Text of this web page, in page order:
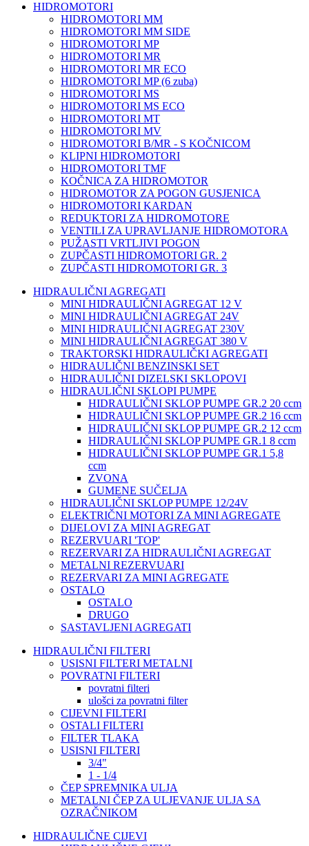
HIDROMOTORI
HIDROMOTORI MM
HIDROMOTORI MM SIDE
HIDROMOTORI MP
HIDROMOTORI MR
HIDROMOTORI MR ECO
HIDROMOTORI MP (6 zuba)
HIDROMOTORI MS
HIDROMOTORI MS ECO
HIDROMOTORI MT
HIDROMOTORI MV
HIDROMOTORI B/MR - S KOČNICOM
KLIPNI HIDROMOTORI
HIDROMOTORI TMF
KOČNICA ZA HIDROMOTOR
HIDROMOTOR ZA POGON GUSJENICA
HIDROMOTORI KARDAN
REDUKTORI ZA HIDROMOTORE
VENTILI ZA UPRAVLJANJE HIDROMOTORA
PUŽASTI VRTLJIVI POGON
ZUPČASTI HIDROMOTORI GR. 2
ZUPČASTI HIDROMOTORI GR. 3
HIDRAULIČNI AGREGATI
MINI HIDRAULIČNI AGREGAT 12 V
MINI HIDRAULIČNI AGREGAT 24V
MINI HIDRAULIČNI AGREGAT 230V
MINI HIDRAULIČNI AGREGAT 380 V
TRAKTORSKI HIDRAULIČKI AGREGATI
HIDRAULIČNI BENZINSKI SET
HIDRAULIČNI DIZELSKI SKLOPOVI
HIDRAULIČNI SKLOPI PUMPE
HIDRAULIČNI SKLOP PUMPE GR.2 20 ccm
HIDRAULIČNI SKLOP PUMPE GR.2 16 ccm
HIDRAULIČNI SKLOP PUMPE GR.2 12 ccm
HIDRAULIČNI SKLOP PUMPE GR.1 8 ccm
HIDRAULIČNI SKLOP PUMPE GR.1 5,8
ccm
ZVONA
GUMENE SUČELJA
HIDRAULIČNI SKLOP PUMPE 12/24V
ELEKTRIČNI MOTORI ZA MINI AGREGATE
DIJELOVI ZA MINI AGREGAT
REZERVUARI 'TOP'
REZERVARI ZA HIDRAULIČNI AGREGAT
METALNI REZERVUARI
REZERVARI ZA MINI AGREGATE
OSTALO
OSTALO
DRUGO
SASTAVLJENI AGREGATI
HIDRAULIČNI FILTERI
USISNI FILTERI METALNI
POVRATNI FILTERI
povratni filteri
ulošci za povratni filter
CIJEVNI FILTERI
OSTALI FILTERI
FILTER TLAKA
USISNI FILTERI
3/4"
1 - 1/4
ČEP SPREMNIKA ULJA
METALNI ČEP ZA ULJEVANJE ULJA SA
OZRAČNIKOM
HIDRAULIČNE CIJEVI